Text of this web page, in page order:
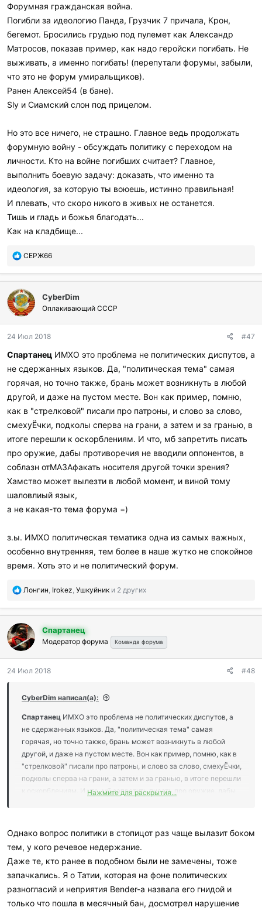
Форумная гражданская война.
Погибли за идеологию Панда, Грузчик 7 причала, Крон,
бегемот. Бросились грудью под пулемет как Александр
Матросов, показав пример, как надо геройски погибать. Не
выживать, а именно погибать! (перепутали форумы, забыли,
что это не форум умиральщиков).
Ранен Алексей54 (в бане).
Sly и Сиамский слон под прицелом.
Но это все ничего, не страшно. Главное ведь продолжать
форумную войну - обсуждать политику с переходом на
личности. Кто на войне погибших считает? Главное,
выполнить боевую задачу: доказать, что именно та
идеология, за которую ты воюешь, истинно правильная!
И плевать, что скоро никого в живых не останется.
Тишь и гладь и божья благодать...
Как на кладбище...
П
б
а
г
о
а
и
л
и
СЕРЖ66
CyberDim
Оплакивающий СССР
24 Июл 2018 #47
Спартанец ИМХО это проблема не политических диспутов, а
не сдержанных языков. Да, "политическая тема" самая
горячая, но точно также, брань может возникнуть в любой
другой, и даже на пустом месте. Вон как пример, помню,
как в "стрелковой" писали про патроны, и слово за слово,
смехуЁчки, подколы сперва на грани, а затем и за гранью, в
итоге перешли к оскорблениям. И что, мб запретить писать
про оружие, дабы противоречия не вводили оппонентов, в
соблазн отМАЗАфакать носителя другой точки зрения?
Хамство может вылезти в любой момент, и виной тому
шаловлиый язык,
а не какая-то тема форума =)
з.ы. ИМХО политическая тематика одна из самых важных,
особенно внутренняя, тем более в наше жутко не спокойное
время. Хоть это и не политический форум.
П
б
а
г
о
а
и
и
Лонгин Irokez Ушкуйник и 2 других
Спартанец
Модератор форума Команда форума
24 Июл 2018 #48
CyberDim написал(а):
Спартанец ИМХО это проблема не политических диспутов, а
не сдержанных языков. Да, "политическая тема" самая
горячая, но точно также, брань может возникнуть в любой
другой, и даже на пустом месте. Вон как пример, помню, как в
"стрелковой" писали про патроны, и слово за слово, смехуЁчки,
подколы сперва на грани, а затем и за гранью, в итоге перешли
к оскорблениям. И что, мб запретить писать про оружие, дабы
а не какая-то тема форума =)
з.ы. ИМХО политическая тематика одна из самых важных,
особенно внутренняя, тем более в наше жутко не спокойное
время. Хоть это и не политический форум.
Нажмите для раскрытия...
Однако вопрос политики в стопицот раз чаще вылазит боком
тем, у кого речевое недержание.
Даже те, кто ранее в подобном были не замечены, тоже
запачкались. Я о Татии, которая на фоне политических
разногласий и неприятия Bender-a назвала его гнидой и
только что пошла в месячный бан, досмотрел нарушение